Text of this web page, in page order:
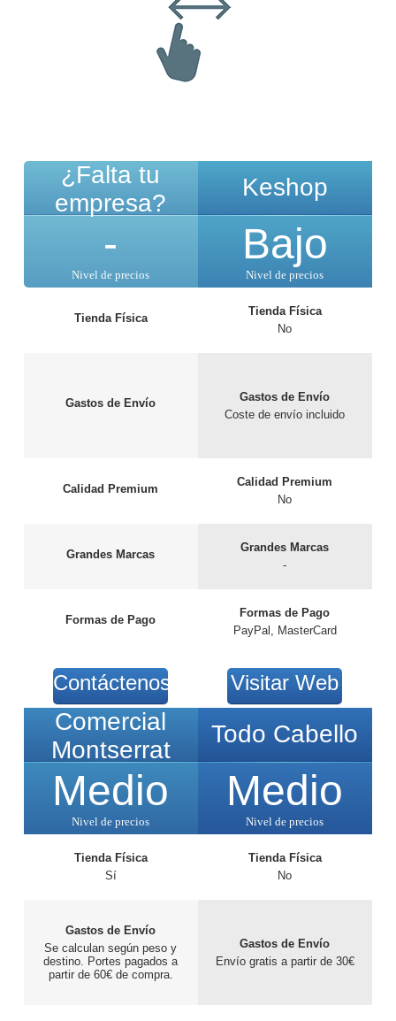
¿Falta tu
empresa?
-
Nivel de precios
Tienda Física
Gastos de Envío
Calidad Premium
Grandes Marcas
Formas de Pago
Contáctenos
Keshop
Bajo
Nivel de precios
Tienda Física
No
Gastos de Envío
Coste de envío incluido
Calidad Premium
No
Grandes Marcas
-
Formas de Pago
PayPal, MasterCard
Visitar Web
Comercial
Montserrat
Medio
Nivel de precios
Tienda Física
Sí
Gastos de Envío
Se calculan según peso y
destino. Portes pagados a
partir de 60€ de compra.
Todo Cabello
Medio
Nivel de precios
Tienda Física
No
Gastos de Envío
Envío gratis a partir de 30€